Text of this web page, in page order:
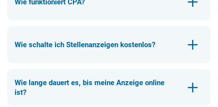
Wie funktioniert CPA?
Wie schalte ich Stellenanzeigen kostenlos?
Wie lange dauert es, bis meine Anzeige online
ist?